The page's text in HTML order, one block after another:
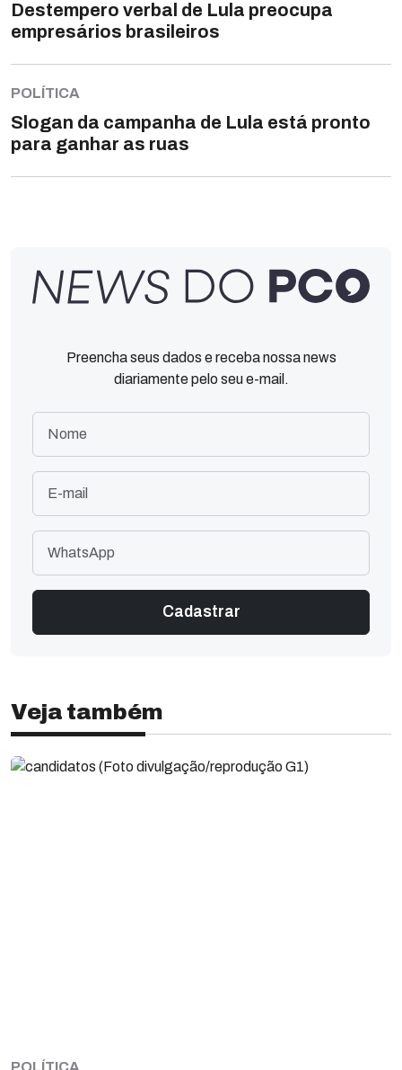
Destempero verbal de Lula preocupa
empresários brasileiros
POLÍTICA
Slogan da campanha de Lula está pronto
para ganhar as ruas
Preencha seus dados e receba nossa news
diariamente pelo seu e-mail.
Veja também
POLÍTICA